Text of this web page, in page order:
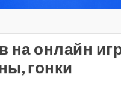
на онлайн
гонки